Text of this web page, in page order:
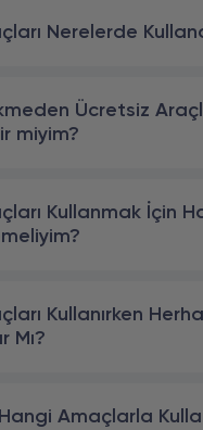
Nerelerde
Ücretsiz
miyim?
Kullanmak İçin
Kullanırken
Mı?
Amaçlarla